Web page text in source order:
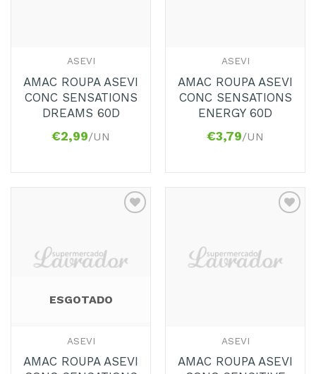
ASEVI
AMAC ROUPA ASEVI
CONC SENSATIONS
DREAMS 60D
€2,99/UN
ASEVI
AMAC ROUPA ASEVI
CONC SENSATIONS
ENERGY 60D
€3,79/UN
Favoritos
ESGOTADO
ASEVI
AMAC ROUPA ASEVI
Favoritos
ASEVI
AMAC ROUPA ASEVI